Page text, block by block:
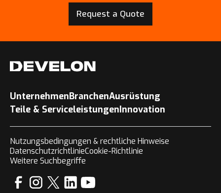
Request a Quote
UnternehmenBranchenAusrüstung
Teile & ServiceleistungenInnovation
Nutzungsbedingungen & rechtliche Hinweise
DatenschutzrichtlinieCookie-Richtlinie
Weitere Suchbegriffe